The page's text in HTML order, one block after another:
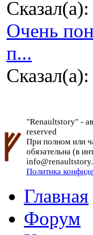
Очень
п...
"Renaultstory" -
reserved
При полном или
обязательна (в
Политика
Главная
Форум